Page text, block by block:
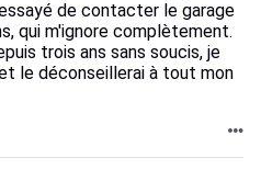
de contacter le garage
qui m'ignore complètement.
trois ans sans soucis, je
le déconseillerai à tout mon